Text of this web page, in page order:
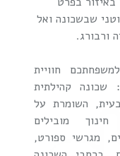
שבשכונה ואל
ורבורג.
חוויית
שכונה קהילתית
השומרת על
מובילים
מגרשי ספורט,